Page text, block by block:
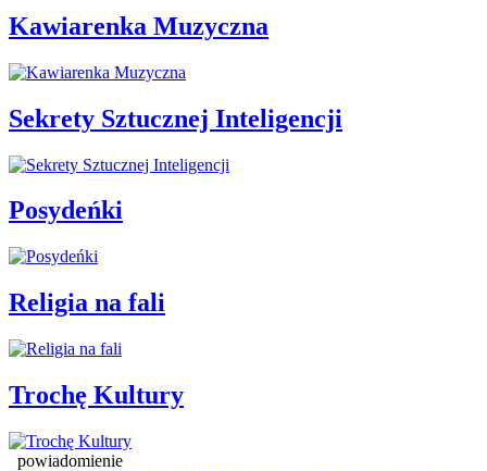
Kawiarenka Muzyczna
Sekrety Sztucznej Inteligencji
Posydeńki
Religia na fali
Trochę Kultury
powiadomienie